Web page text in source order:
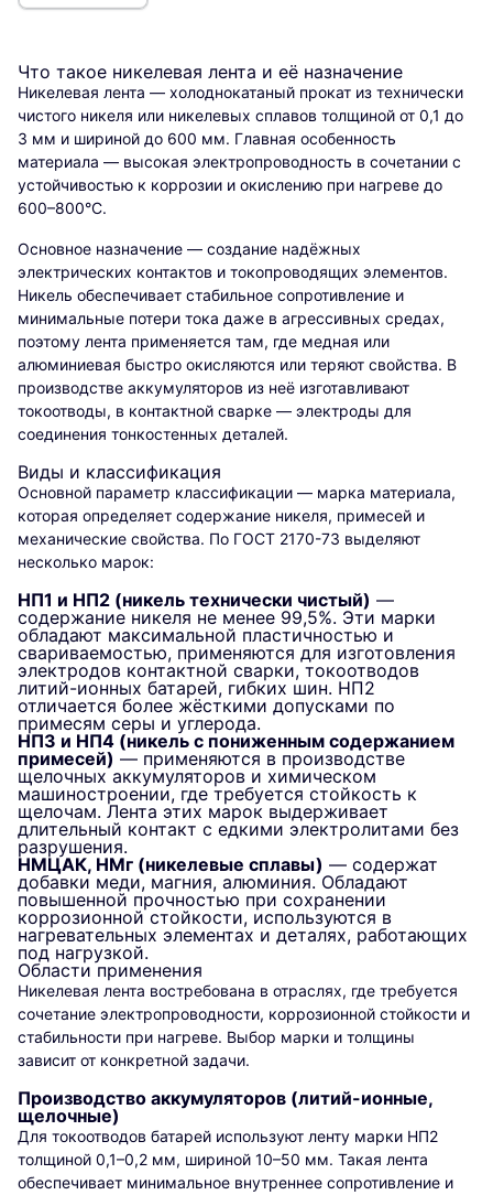
Что такое никелевая лента и её назначение
Никелевая лента — холоднокатаный прокат из технически
чистого никеля или никелевых сплавов толщиной от 0,1 до
3 мм и шириной до 600 мм. Главная особенность
материала — высокая электропроводность в сочетании с
устойчивостью к коррозии и окислению при нагреве до
600–800°С.
Основное назначение — создание надёжных
электрических контактов и токопроводящих элементов.
Никель обеспечивает стабильное сопротивление и
минимальные потери тока даже в агрессивных средах,
поэтому лента применяется там, где медная или
алюминиевая быстро окисляются или теряют свойства. В
производстве аккумуляторов из неё изготавливают
токоотводы, в контактной сварке — электроды для
соединения тонкостенных деталей.
Виды и классификация
Основной параметр классификации — марка материала,
которая определяет содержание никеля, примесей и
механические свойства. По ГОСТ 2170-73 выделяют
несколько марок:
НП1 и НП2 (никель технически чистый) —
содержание никеля не менее 99,5%. Эти марки
обладают максимальной пластичностью и
свариваемостью, применяются для изготовления
электродов контактной сварки, токоотводов
литий-ионных батарей, гибких шин. НП2
отличается более жёсткими допусками по
примесям серы и углерода.
НП3 и НП4 (никель с пониженным содержанием
примесей) — применяются в производстве
щелочных аккумуляторов и химическом
машиностроении, где требуется стойкость к
щелочам. Лента этих марок выдерживает
длительный контакт с едкими электролитами без
разрушения.
НМЦАК, НМг (никелевые сплавы) — содержат
добавки меди, магния, алюминия. Обладают
повышенной прочностью при сохранении
коррозионной стойкости, используются в
нагревательных элементах и деталях, работающих
под нагрузкой.
Области применения
Никелевая лента востребована в отраслях, где требуется
сочетание электропроводности, коррозионной стойкости и
стабильности при нагреве. Выбор марки и толщины
зависит от конкретной задачи.
Производство аккумуляторов (литий-ионные,
щелочные)
Для токоотводов батарей используют ленту марки НП2
толщиной 0,1–0,2 мм, шириной 10–50 мм. Такая лента
обеспечивает минимальное внутреннее сопротивление и